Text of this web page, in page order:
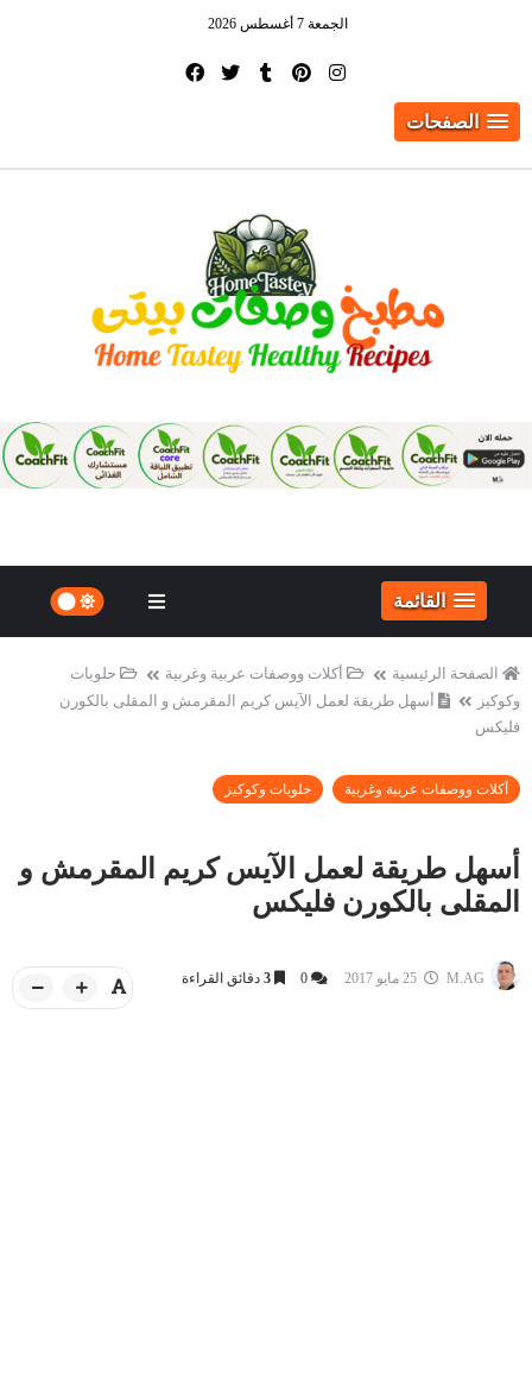
الجمعة 7 أغسطس 2026
الصفحات
القائمة
الصفحة الرئيسية أكلات ووصفات عربية وغربية
حلويات
وكوكيز
أسهل طريقة لعمل الآيس كريم المقرمش و المقلى بالكورن
فليكس
أكلات ووصفات عربية وغربية حلويات وكوكيز
أسهل طريقة لعمل الآيس كريم المقرمش و
المقلى بالكورن فليكس
M.AG
0
3 دقائق القراءة